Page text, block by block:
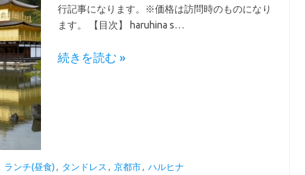
行記事になります。※価格は訪問時のものになり
ます。 【目次】 haruhina s…
続きを読む »
ランチ(昼食) , タンドレス , 京都市, ハルヒナ